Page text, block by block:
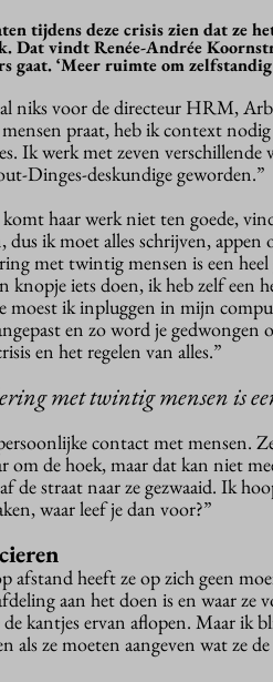
tijdens deze crisis zien dat ze
Dat vindt Renée-Andrée
gaat. ‘Meer ruimte om
niks voor de directeur HRM,
praat, heb ik context
Ik werk met zeven
Dinges-deskundige geworden.”
haar werk niet ten goede,
dus ik moet alles schrijven,
met twintig mensen is een
knopje iets doen, ik heb zelf een
moest ik inpluggen in mijn
en zo word je gedwongen
en het regelen van alles.”
met twintig mensen is
contact met mensen.
om de hoek, maar dat kan niet
de straat naar ze gezwaaid. Ik
waar leef je dan voor?”
afstand heeft ze op zich geen
aan het doen is en waar ze
de kantjes ervan aflopen. Maar
als ze moeten aangeven wat ze